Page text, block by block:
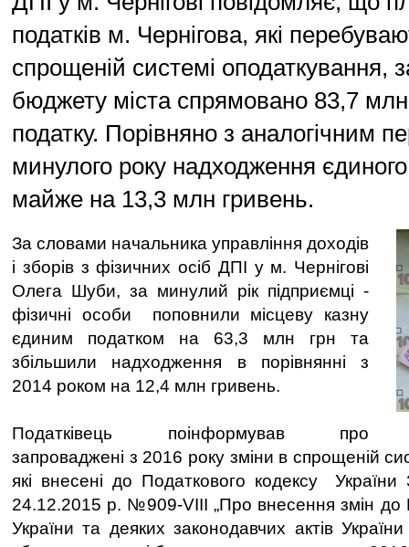
податків м. Чернігова, які
спрощеній системі оподаткування,
бюджету міста спрямовано 83,7 млн
податку. Порівняно з аналогічним
минулого року надходження
майже на 13,3 млн гривень.
За словами начальника управління доходів
і зборів з фізичних осіб ДПІ у м. Чернігові
Олега Шуби, за минулий рік підприємці -
фізичні особи поповнили місцеву казну
єдиним податком на 63,3 млн грн та
збільшили надходження в порівнянні з
2014 роком на 12,4 млн гривень.
Податківець поінформував про
запроваджені з 2016 року зміни в спрощеній
які внесені до Податкового кодексу України
24.12.2015 р. №909-VIII „Про внесення змін до
України та деяких законодавчих актів